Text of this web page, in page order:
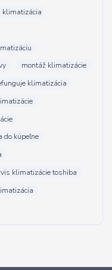
klimatizácia
montáž klimatizácie
klimatizácia
do kúpeľne
klimatizácie toshiba